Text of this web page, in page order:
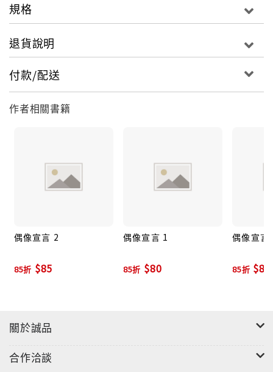
規格
退貨說明
付款/配送
作者相關書籍
偶像宣言 2
85折 $85
偶像宣言 1
85折 $80
偶像宣言
85折 $80
關於誠品
合作洽談